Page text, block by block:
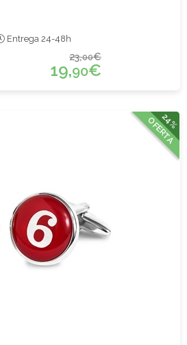
Entrega 24-48h
23,00€
19,90€
24%
OFERTA